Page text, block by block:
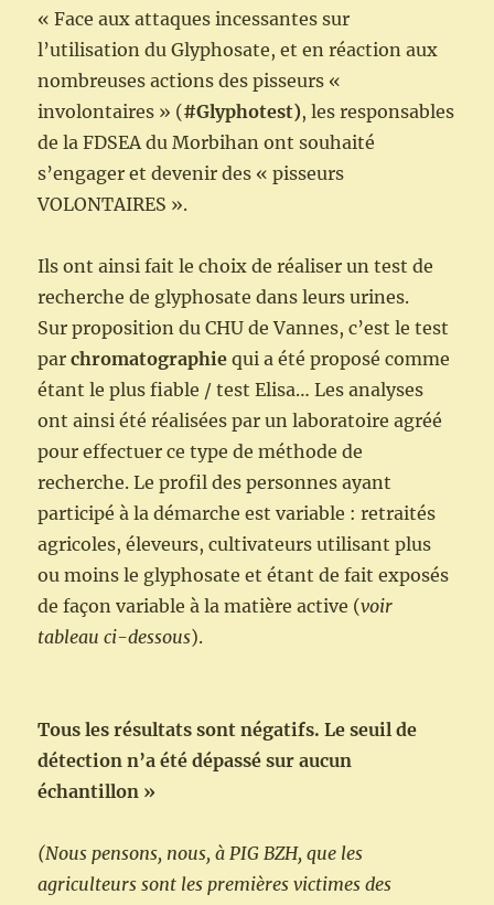
« Face aux attaques incessantes sur
l’utilisation du Glyphosate, et en réaction aux
nombreuses actions des pisseurs «
involontaires » (#Glyphotest), les responsables
de la FDSEA du Morbihan ont souhaité
s’engager et devenir des « pisseurs
VOLONTAIRES ».
Ils ont ainsi fait le choix de réaliser un test de
recherche de glyphosate dans leurs urines.
Sur proposition du CHU de Vannes, c’est le test
parchromatographie qui a été proposé comme
étant le plus fiable / test Elisa… Les analyses
ont ainsi été réalisées par un laboratoire agréé
pour effectuer ce type de méthode de
recherche. Le profil des personnes ayant
participé à la démarche est variable : retraités
agricoles, éleveurs, cultivateurs utilisant plus
ou moins le glyphosate et étant de fait exposés
de façon variable à la matière active (voir
tableau ci-dessous).
Tous les résultats sont négatifs. Le seuil de
détection n’a été dépassé sur aucun
échantillon »
(Nous pensons, nous, à PIG BZH, que les
agriculteurs sont les premières victimes des